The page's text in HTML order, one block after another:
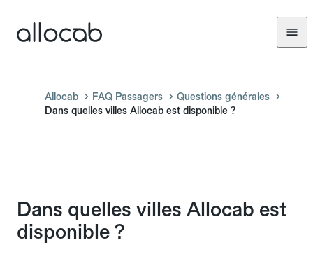
Allocab FAQ Passagers
Questions générales
Dans quelles villes Allocab est disponible ?
Dans quelles villes Allocab est
disponible ?